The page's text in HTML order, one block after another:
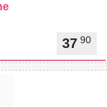
37 90